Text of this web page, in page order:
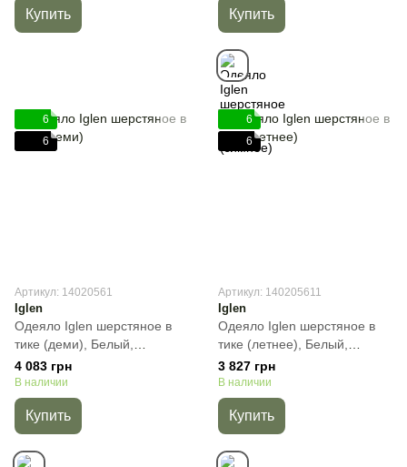
Купить Купить
6
6
Артикул: 14020561
Iglen
Одеяло Iglen шерстяное в
тике (деми), Белый,
Полуторный, 140х205 см,
800 г
4 083 грн
В наличии
Купить
6
6
Артикул: 140205611
Iglen
Одеяло Iglen шерстяное в
тике (летнее), Белый,
Полуторный, 140х205 см,
450 г
3 827 грн
В наличии
Купить